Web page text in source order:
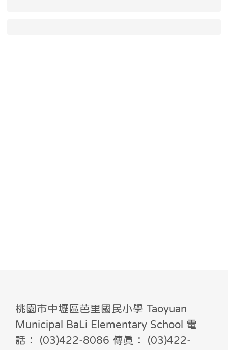
桃園市中壢區芭里國民小學 Taoyuan
Municipal BaLi Elementary School 電
話： (03)422-8086 傳真： (03)422-